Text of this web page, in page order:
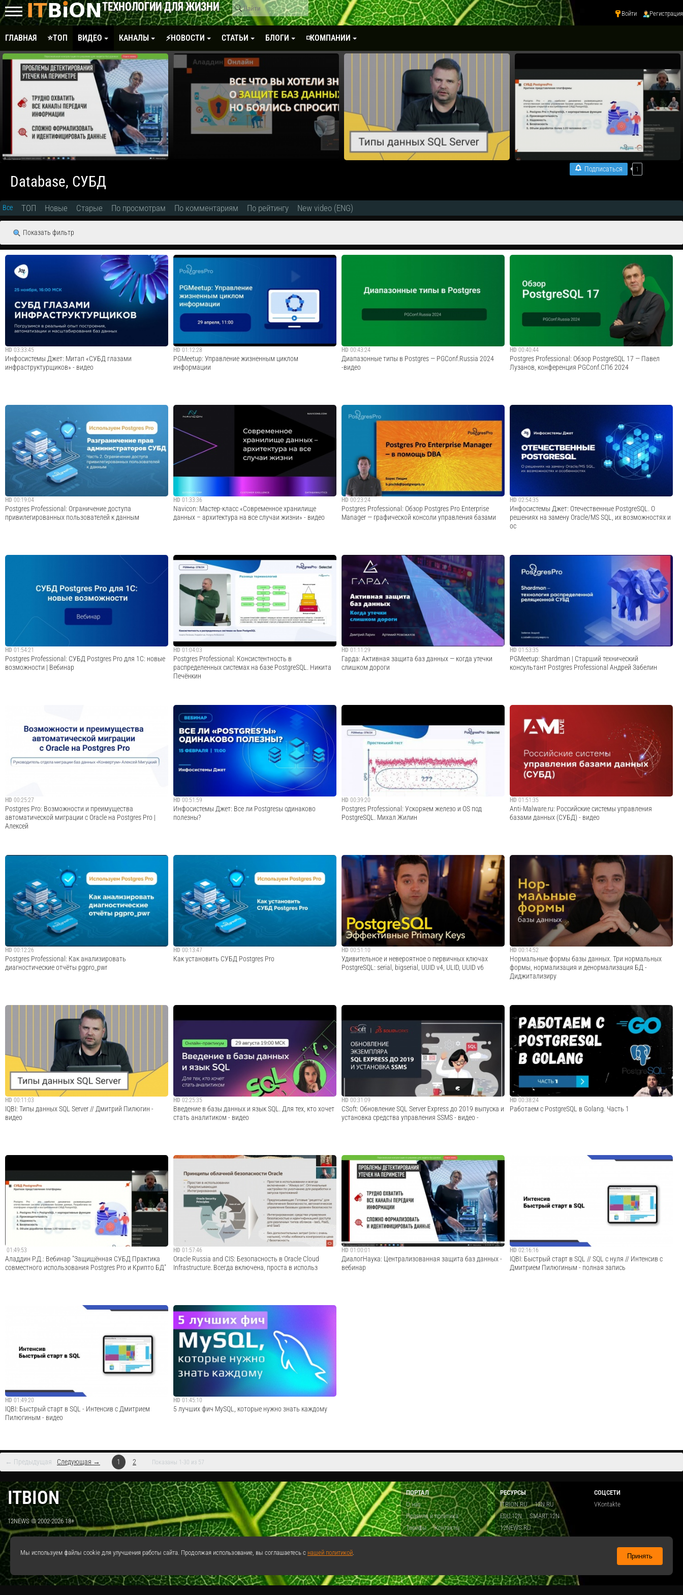
ТЕХНОЛОГИИ ДЛЯ ЖИЗНИ Войти Регистрация
ГЛАВНАЯ ⭐ТОП ВИДЕО КАНАЛЫ ⚡НОВОСТИ СТАТЬИ БЛОГИ ◽КОМПАНИИ
Подписаться 1
Database, СУБД
Все ТОП Новые Старые По просмотрам По комментариям По рейтингу New video (ENG)
Показать фильтр
HD 03:33:45
Инфосистемы Джет: Митап «СУБД глазами
инфраструктурщиков» - видео
Говорим обо всем, что волнует сообщество DBA сегодня.
В программе:- PostgreSQL без валидола: сборка кластера
вручную Роман Куликов, старший администратор баз
данных, «Инфосистемы Джет»- Автоматизация кластеров
Postgre Игорь Старши...
Cмотреть видео
HD 01:12:28
PGMeetup: Управление жизненным циклом
информации
Представили возможности управления жизненным
циклом информации в Postgres Pro Enterprise. Обсудили
сжатие редко используемых данных в СУБД,
перемещение на «медленные носители», температурные
карты данных и декларативные политики.Подпишитесь...
HD 00:43:24
Диапазонные типы в Postgres — PGConf.Russia 2024
-видео
Уже 31 марта — 1 апреля в Москве и онлайн пройдет
PGConf.Russia 2025 — регистрируйтесь
https://pgconf.ru/pgconf-2025На масштабной встрече
специалистов по PostgreSQL, PGConf.Russia 2024
Анатолий Анфиногенов представил доклад «Диа...
Cмотреть видео
HD 00:40:44
Postgres Professional: Обзор PostgreSQL 17 — Павел
Лузанов, конференция PGConf.СПб 2024
26 сентября вышла новая версия открытой СУБД
PostgreSQL, про особенности релиза на конференции
PGConf.СПб 2024 рассказывал Павел Лузанов,
руководитель отдела образовательных программ
Postgres Professional. Ранее мы опубликовали первую
часть...
HD 00:19:04
Postgres Professional: Ограничение доступа
привилегированных пользователей к данным
Обучающее видео из серии How-to, тема ролика —
«Разграничение прав администраторов СУБД». Во второй
части старший технический консультант Postgres
Professional Андрей Гусаков рассказывает про
ограничение доступа привилегированных поль...
Cмотреть видео
HD 01:33:36
Navicon: Мастер-класс «Современное хранилище
данных – архитектура на все случаи жизни» - видео
Сегодня для архитекторов и CIO стало очевидным, что
правильно организованное корпоративное хранилище
данных способно не только поддержать
работоспособность бизнеса при внешних изменениях -
качественный DWH позволяет значительно экономить
Cмотреть видео
HD 00:23:24
Postgres Professional: Обзор Postgres Pro Enterprise
Manager — графической консоли управления базами
Обзор Postgres Pro Enterprise Manager — графической
консоли управления базами данных. О платформе
рассказывает Борис Пищик — старший технический
консультант Postgres Professional. Смысловые блоки:
0:00 — Начало обзора. О ч...
Cмотреть видео
HD 02:54:35
Инфосистемы Джет: Отечественные PostgreSQL. О
решениях на замену Oracle/MS SQL, их возможностях и
ос
Этот митап будет полезен тем, кто хочет разобраться в
пуле импортозамещенных PostgreSQL-решений: их
функциональности, надежности, масштабируемости и
совместимости. Мы протестировали PostgresPRO, Tantor,
Jatoba, ProximaDB, Pangolin, Q.Databa...
Cмотреть видео
HD 01:54:21
Postgres Professional: СУБД Postgres Pro для 1С: новые
возможности | Вебинар
На вебинаре «СУБД Postgres Pro для 1С: новые
возможности» рассказали про работу двух систем:
возможности и производительность, совместимые с «1С»
технологии в СУБД. Также представили новый тип
лицензий и сертификатов технической поддержки P...
HD 01:04:03
Postgres Professional: Консистентность в
распределенных системах на базе PostgreSQL. Никита
Печёнкин
Поговорим о консистентности в распределенных
системах, в частности, рассмотрим и сравним гарантии
согласованности данных предоставляемые кластером
PostgreSQL и технологией Shardman от Postgres Pro.
Расскажем, как мы эти гарантии верифицируе...
Cмотреть видео
HD 01:11:29
Гарда: Активная защита баз данных — когда утечки
слишком дороги
Запись вебинараСпикеры мероприятия Руководитель
продуктового направления по защите баз данных
Дмитрий Ларин. Инженер по техническому
сопровождению продаж Артемий Новожилов.В рамках
вебинара Обсудим, какими БД чаще стали пользоваться
Cмотреть видео
HD 01:53:35
PGMeetup: Shardman | Старший технический
консультант Postgres Professional Андрей Забелин
Запись встречи «PGMeetup: Shardman – технология
распределенной реляционной СУБД», которая прошла 5
марта. На митапе старший технический консультант
Postgres Professional Андрей Забелин представил новую
технологию Postgres Pro Shardman, позв...
HD 00:25:27
Postgres Pro: Возможности и преимущества
автоматической миграции с Oracle на Postgres Pro |
Алексей
Запись доклада «Возможности и преимущества
автоматической миграции с Oracle на Postgres Pro»
руководителя отдела миграции баз данных «Конвертум»
Алексея Мигуцкого. Специалист выступил на встрече
«PGMeetup. Миграция на СУБД Postgres Pro», ко...
Cмотреть видео
HD 00:51:59
Инфосистемы Джет: Все ли Postgresы одинаково
полезны?
Рынок СУБД на базе PostgreSQL долгое время имел
одно-единственное российское решение, которое было «у
всех на устах». За последние два года количество таких
решений значительно увеличилось. На вебинаре сделали
обзор российских СУБД, разобра...
Cмотреть видео
HD 00:39:20
Postgres Professional: Ускоряем железо и OS под
PostgreSQL. Михал Жилин
Небольшой рассказ про способы настройки OS и железа
для улучшения производительности базы PostgreSQL.
Также поговорим как проверить их самостоятельно и
дружит ли PostgreSQL с NUMA архитектурой.Михаил
Жилин, Руководитель группы производитель...
Cмотреть видео
HD 01:51:35
Anti-Malware.ru: Российские системы управления
базами данных (СУБД) - видео
Рассказали о состоянии российского рынка систем
управления базами данных (СУБД), существующих
классах систем и перспективах их развития. Что
необходимо для успешного перехода на российские
системы управления базами данных (СУБД)?- Сколько
б...
Cмотреть видео
HD 00:12:26
Postgres Professional: Как анализировать
диагностические отчёты pgpro_pwr
В данном видео мы расскажем об анализе и
интерпретации отчётов инструмента диагностики
pgpro_pwr от Postgres Professional."Используем Postgres
Pro" - серия обучающих видеороликов от Postgres
Professional ...
Cмотреть видео
HD 00:13:47
Как установить СУБД Postgres Pro
системы управления базами данных Postgres Pro (СУБД
Postgres Pro) редакций Standard и Enterprise. СУБД
Postgres Pro основана на свободной СУБД PostgreSQL и
адаптирована для работы с бо...
Cмотреть видео
HD 00:51:10
Удивительное и невероятное о первичных ключах
PostgreSQL: serial, bigserial, UUID v4, ULID, UUID v6
Всё о первичных ключах в PostgreSQL. Простые и
составные, естественные и искусственные,
искусственные числовые, UUID v4, ULID, UUID v6 — в чём
разница и когда что выбирать.Книжный клуб:
https://t.me/t0digital/528 https://botanim.t...
Cмотреть видео
HD 00:14:52
Нормальные формы базы данных. Три нормальных
формы, нормализация и денормализация БД -
Диджитализиру
Поговорим о нормализации БД00:00:00 Зачем оно?
00:00:54 Нормальные формы 00:01:06 Нормализация,
избыточность, аномалии 00:02:28 Денормализация
00:03:02 Первая нормальная форма 00:06:18 Это не
нормализация 00:08:55 Вторая нормаль...
Cмотреть видео
HD 00:11:03
IQBI: Типы данных SQL Server // Дмитрий Пилюгин -
видео
https://iqbi.pro/sqlПодробнее о курсах по бизнес
аналитике - https://clck.ru/ejNeH Наши каналы: VK -
https://vk.com/iqbi_pro Telegram - https://t.me/iqbischool
Facebook - https://www.facebook.com/iqbi.pro...
Cмотреть видео
HD 02:25:35
Введение в базы данных и язык SQL. Для тех, кто хочет
стать аналитиком - видео
Начало 29:00Добро пожаловать на практикум «Введение
в базы данных и язык SQL»Мероприятие начнется 29
августа в 19:00 по Москве Длительность: 2 часа
Подробнее о мероприятии:
https://gb.ru/s/analytic/p290822Примите участие в
онлайн-практи...
Cмотреть видео
HD 00:31:09
CSoft: Обновление SQL Server Express до 2019 выпуска и
установка средства управления SSMS - видео -
В рамках данного видео из цикла видеороликов по
обновлению компонентов SOLIDWORKS PDM
рассмотрены следующие вопросы: 1) Скачивание
дистрибутива SQL Server Express 2019 с официального
сайта Microsoft; 2) Как обновить используемый
Cмотреть видео
HD 00:38:24
Работаем с PostgreSQL в Golang. Часть 1
в языке Go. В первой части разберем фреймворки,
напишем клиента и создадим БД.А вот кстати запуск
докер контейнера с PSQL:docker run --name name-
postgres -p 5432:5432 -e POSTGRES_PASSWOR...
Cмотреть видео
01:49:53
Аладдин Р.Д.: Вебинар "Защищённая СУБД Практика
совместного использования Postgres Pro и Крипто БД"
прошёл совместный вебинар от компаний "Аладдин Р.Д."
и Postgres Professional на тему "Защищённая СУБД.
Практика совместного использования Postgres Pro и
Крипто БД" На вебинаре спикеры обсуд...
Cмотреть видео
HD 01:57:46
Oracle Russia and CIS: Безопасность в Oracle Cloud
Infrastructure. Всегда включена, проста в использ
Докладчик - Олег Файницкий, Ведущий консультант
Oracle #Oracle Russia and CIS
Cмотреть видео
HD 01:00:01
ДиалогНаука: Централизованная защита баз данных -
вебинар
HD 02:16:16
IQBI: Быстрый старт в SQL // SQL с нуля // Интенсив с
Дмитрием Пилюгиным - полная запись
HD 01:49:20
IQBI: Быстрый старт в SQL - Интенсив с Дмитрием
Пилюгиным - видео
освоить наравне с Power BI и Python. Ведь практически
любой сайт, от маленького блога до
крупнейшего интернет-ресурса, использует базы данных.
Чтение почты, перевод денег другу, покупки ...
Cмотреть видео
HD 01:45:10
5 лучших фич MySQL, которые нужно знать каждому
дают возможность выйти на новый уровень работы с
базой данных и почувствовать себя настоящим
профи.План вебинара:Два способа создать копию
таблицы, подводные камни, которые однажды мне ст...
Cмотреть видео
← Предыдущая Следующая → 1 2 Показаны 1-30 из 57
ITBION
12NEWS © 2002-2026 18+
ПОРТАЛ
О нас
Правила и политика
Тарифы
Контакты
РЕСУРСЫ
ITBION.RU
12N.RU
EDU.12N
SMART.12N
12NEWS.RU
СОЦСЕТИ
VKontakte
|
Мы используем файлы cookie для улучшения работы сайта. Продолжая использование, вы соглашаетесь с нашей политикой. Принять